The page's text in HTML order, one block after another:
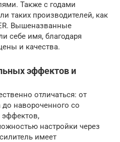
Также с годами
таких производителей, как
Вышеназванные
себе имя, благодаря
и качества.
эффектов и
отличаться: от
до навороченного со
настройки через
имеет